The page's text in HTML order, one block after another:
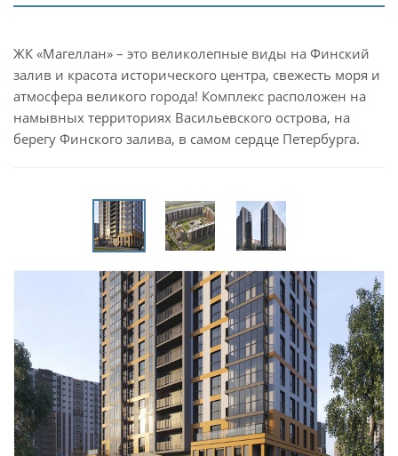
ЖК «Магеллан» – это великолепные виды на Финский
залив и красота исторического центра, свежесть моря и
атмосфера великого города! Комплекс расположен на
намывных территориях Васильевского острова, на
берегу Финского залива, в самом сердце Петербурга.